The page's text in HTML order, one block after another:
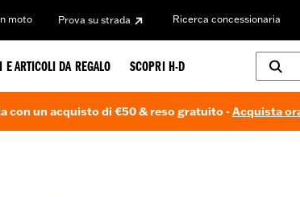
moto Prova su strada Ricerca concessionaria
E ARTICOLI DA REGALO SCOPRI H-D
con un acquisto di €50 & reso gratuito -Acquista